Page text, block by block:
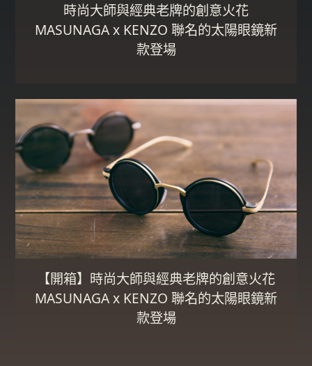
時尚大師與經典老牌的創意火花
MASUNAGA x KENZO 聯名的太陽眼鏡新
款登場
【開箱】時尚大師與經典老牌的創意火花
MASUNAGA x KENZO 聯名的太陽眼鏡新
款登場